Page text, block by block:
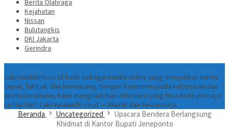
Berita Olahraga
Kejahatan
Nissan
Bulutangkis
DKI Jakarta
Gerindra
Cakrawalainfo.co.id hadir sebagai media online yang menyajikan berita
cepat, faktual, dan berimbang. Dengan komitmen pada kebenaran dan
profesionalisme, kami menghadirkan informasi yang bisa Anda percaya
setiap hari. Cakrawalainfo.co.id — Akurat dan Terpercaya.
Beranda Uncategorized
Upacara Bendera Berlangsung
Khidmat di Kantor Bupati Jeneponto